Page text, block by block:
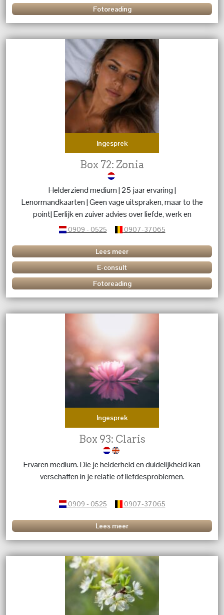
Fotoreading
Ingesprek
Box 72: Zonia
Helderziend medium | 25 jaar ervaring |
Lenormandkaarten | Geen vage uitspraken, maar to the
point| Eerlijk en zuiver advies over liefde, werk en
levensvragen.
0909 - 0525 0907-37065
Lees meer
E-consult
Fotoreading
Ingesprek
Box 93: Claris
Ervaren medium. Die je helderheid en duidelijkheid kan
verschaffen in je relatie of liefdesproblemen.
0909 - 0525 0907-37065
Lees meer